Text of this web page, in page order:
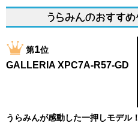
第1位
GALLERIA XPC7A-R57-GD
うらみんが感動した一押しモデル！